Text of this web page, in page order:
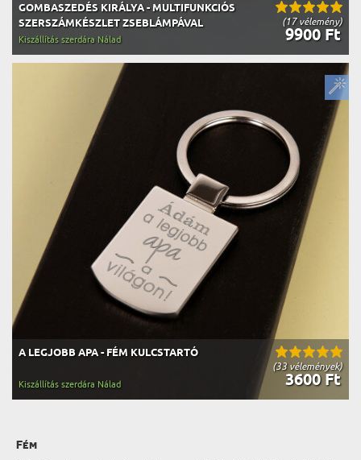
(17 vélemény)
GOMBASZEDÉS KIRÁLYA - MULTIFUNKCIÓS
SZERSZÁMKÉSZLET ZSEBLÁMPÁVAL
9900 Ft
Kiszállítás szerdára Nálad
(33 vélemények)
A LEGJOBB APA - FÉM KULCSTARTÓ
3600 Ft
Kiszállítás szerdára Nálad
Fém